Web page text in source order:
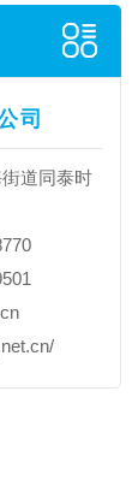
司
道同泰时